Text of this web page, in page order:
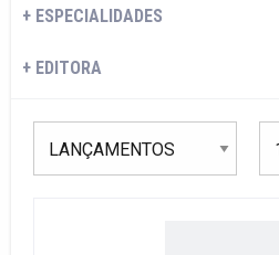
ESPECIALIDADES
EDITORA